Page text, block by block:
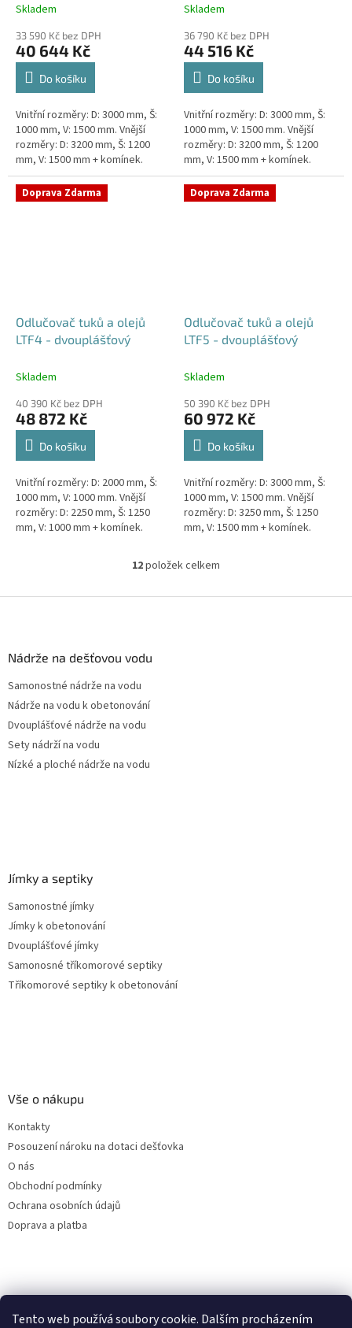
Tento web používá soubory cookie. Dalším procházením
Skladem
33 590 Kč bez DPH
40 644 Kč
Do košíku
Vnitřní rozměry: D: 3000 mm, Š:
1000 mm, V: 1500 mm. Vnější
rozměry: D: 3200 mm, Š: 1200
mm, V: 1500 mm + komínek.
Lapák tuků do 5l/s nebo 1000
jídel denně Průměr a...
Skladem
36 790 Kč bez DPH
44 516 Kč
Do košíku
Vnitřní rozměry: D: 3000 mm, Š:
1000 mm, V: 1500 mm. Vnější
rozměry: D: 3200 mm, Š: 1200
mm, V: 1500 mm + komínek.
Lapák tuků do 5l/s nebo 1000
jídel denně Průměr a...
Doprava Zdarma
Odlučovač tuků a olejů
LTF4 - dvouplášťový
Skladem
40 390 Kč bez DPH
48 872 Kč
Do košíku
Vnitřní rozměry: D: 2000 mm, Š:
1000 mm, V: 1000 mm. Vnější
rozměry: D: 2250 mm, Š: 1250
mm, V: 1000 mm + komínek.
jídel denně Průměr a umístění...
Doprava Zdarma
Odlučovač tuků a olejů
LTF5 - dvouplášťový
Skladem
50 390 Kč bez DPH
60 972 Kč
Do košíku
Vnitřní rozměry: D: 3000 mm, Š:
1000 mm, V: 1500 mm. Vnější
rozměry: D: 3250 mm, Š: 1250
mm, V: 1500 mm + komínek.
jídel denně Průměr a...
O
l
12položek celkem
Nádrže na dešťovou vodu
Samonostné nádrže na vodu
Nádrže na vodu k obetonování
Dvouplášťové nádrže na vodu
Sety nádrží na vodu
Nízké a ploché nádrže na vodu
Jímky a septiky
Samonostné jímky
Jímky k obetonování
Dvouplášťové jímky
Samonosné tříkomorové septiky
Tříkomorové septiky k obetonování
Vše o nákupu
Kontakty
Posouzení nároku na dotaci dešťovka
O nás
Obchodní podmínky
Ochrana osobních údajů
Doprava a platba
Filtry dešťové vody
Online